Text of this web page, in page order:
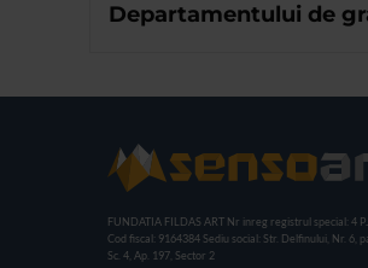
Departamentului de
FUNDATIA FILDAS ART Nr inreg registrul special: 4
Cod fiscal: 9164384 Sediu social: Str. Delfinului, Nr. 6,
Sc. 4, Ap. 197, Sector 2